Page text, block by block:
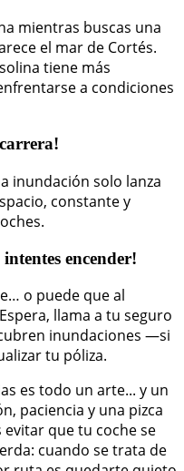
mientras buscas una
el mar de Cortés.
tiene más
a condiciones
inundación solo lanza
constante y
encender!
o puede que al
llama a tu seguro
inundaciones —si
tu póliza.
es todo un arte... y un
paciencia y una pizca
que tu coche se
cuando se trata de